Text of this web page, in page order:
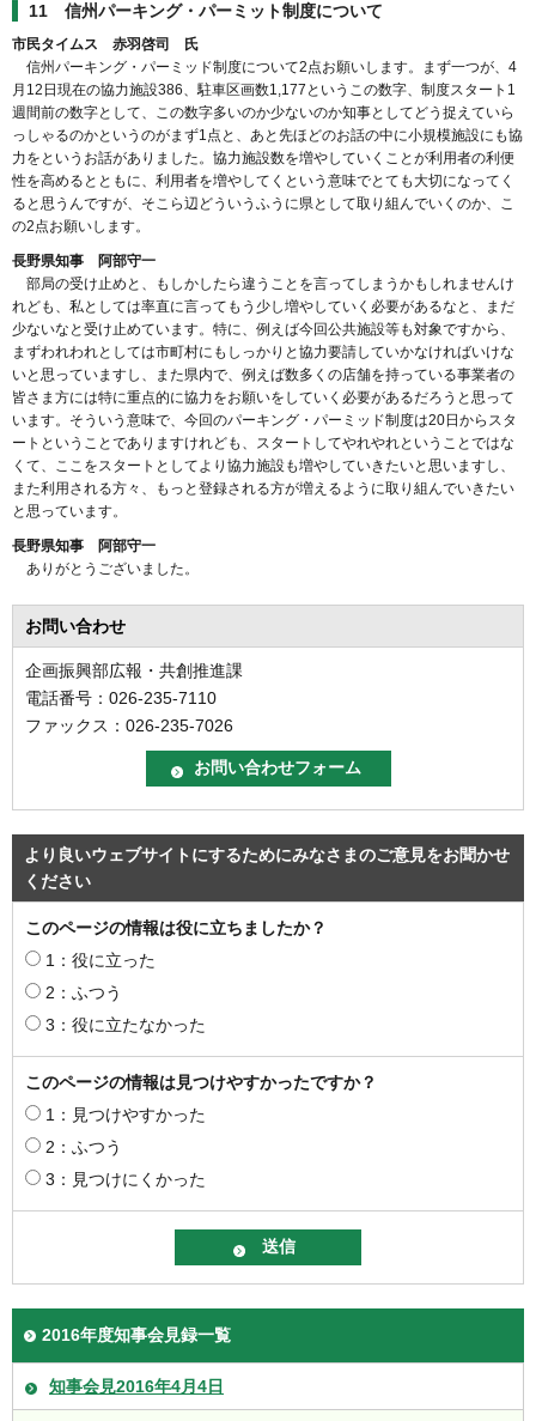
11 信州パーキング・パーミット制度について
市民タイムス 赤羽啓司 氏
信州パーキング・パーミッド制度について2点お願いします。まず一つが、4
月12日現在の協力施設386、駐車区画数1,177というこの数字、制度スタート1
週間前の数字として、この数字多いのか少ないのか知事としてどう捉えていら
っしゃるのかというのがまず1点と、あと先ほどのお話の中に小規模施設にも協
力をというお話がありました。協力施設数を増やしていくことが利用者の利便
性を高めるとともに、利用者を増やしてくという意味でとても大切になってく
ると思うんですが、そこら辺どういうふうに県として取り組んでいくのか、こ
の2点お願いします。
長野県知事 阿部守一
部局の受け止めと、もしかしたら違うことを言ってしまうかもしれませんけ
れども、私としては率直に言ってもう少し増やしていく必要があるなと、まだ
少ないなと受け止めています。特に、例えば今回公共施設等も対象ですから、
まずわれわれとしては市町村にもしっかりと協力要請していかなければいけな
いと思っていますし、また県内で、例えば数多くの店舗を持っている事業者の
皆さま方には特に重点的に協力をお願いをしていく必要があるだろうと思って
います。そういう意味で、今回のパーキング・パーミッド制度は20日からスタ
ートということでありますけれども、スタートしてやれやれということではな
くて、ここをスタートとしてより協力施設も増やしていきたいと思いますし、
また利用される方々、もっと登録される方が増えるように取り組んでいきたい
と思っています。
長野県知事 阿部守一
ありがとうございました。
お問い合わせ
企画振興部広報・共創推進課
電話番号：026-235-7110
ファックス：026-235-7026
より良いウェブサイトにするためにみなさまのご意見をお聞かせ
ください
このページの情報は役に立ちましたか？
1：役に立った
2：ふつう
3：役に立たなかった
このページの情報は見つけやすかったですか？
1：見つけやすかった
2：ふつう
3：見つけにくかった
2016年度知事会見録一覧
知事会見2016年4月4日